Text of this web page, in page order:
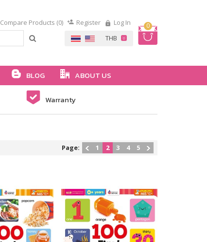
0
Compare Products (0) Register Log In
BLOG ABOUT US
Warranty
Page: 1 2 3 4 5